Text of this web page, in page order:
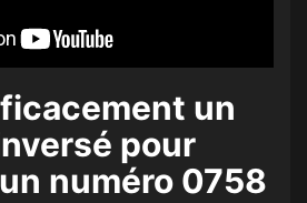
un
pour
numéro 0758